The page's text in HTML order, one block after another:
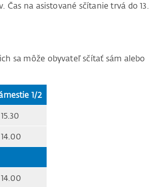
na asistované sčítanie trvá do 13.
sa môže obyvateľ sčítať sám alebo
1/2